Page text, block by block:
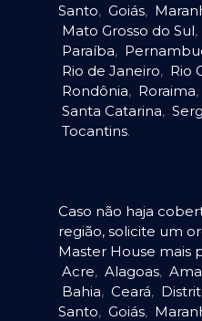
Santo, Goiás,
Mato Grosso do Sul,
Paraíba,
Rio de Janeiro, Rio
Rondônia, Roraima,
Santa Catarina,
Tocantins.
Caso não haja
região, solicite um
Master House mais
Acre, Alagoas,
Bahia, Ceará,
Santo, Goiás,